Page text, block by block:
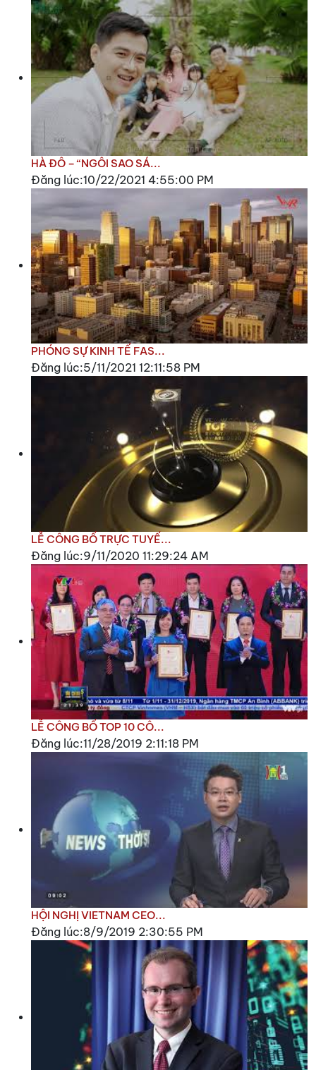
HÀ ĐÔ – “NGÔI SAO SÁ...
Đăng lúc:10/22/2021 4:55:00 PM
PHÓNG SỰ KINH TẾ FAS...
Đăng lúc:5/11/2021 12:11:58 PM
LỄ CÔNG BỐ TRỰC TUYẾ...
Đăng lúc:9/11/2020 11:29:24 AM
LỄ CÔNG BỐ TOP 10 CÔ...
Đăng lúc:11/28/2019 2:11:18 PM
HỘI NGHỊ VIETNAM CEO...
Đăng lúc:8/9/2019 2:30:55 PM